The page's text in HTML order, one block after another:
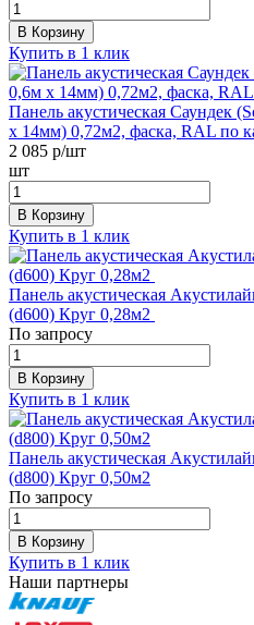
В Корзину
Купить в 1 клик
Панель акустическая Саундек
х 14мм) 0,72м2, фаска, RAL по
2 085 р/шт
шт
В Корзину
Купить в 1 клик
Панель акустическая
(d600) Круг 0,28м2
По запросу
В Корзину
Купить в 1 клик
Панель акустическая
(d800) Круг 0,50м2
По запросу
В Корзину
Купить в 1 клик
Наши партнеры